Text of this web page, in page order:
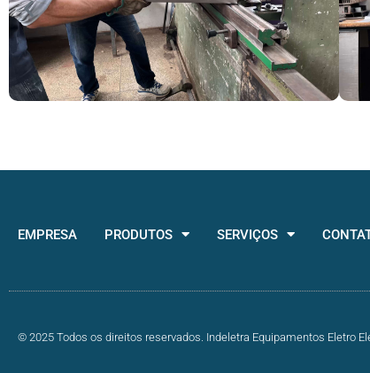
EMPRESA PRODUTOS SERVIÇOS
© 2025 Todos os direitos reservados. Indeletra Equipamentos Eletro